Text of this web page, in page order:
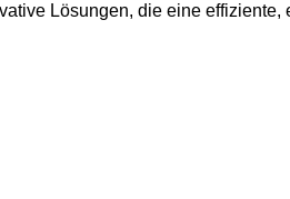
Lösungen, die eine